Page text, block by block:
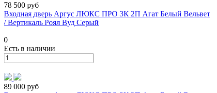
78 500 руб
Входная дверь Аргус ЛЮКС ПРО 3К 2П Агат Белый Вельвет
/ Вертикаль Роял Вуд Серый
0
Есть в наличии
89 000 руб